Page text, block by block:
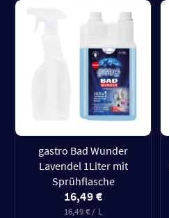
gastro Bad Wunder
Lavendel 1Liter mit
Sprühflasche
16,49 €
16,49 € / L